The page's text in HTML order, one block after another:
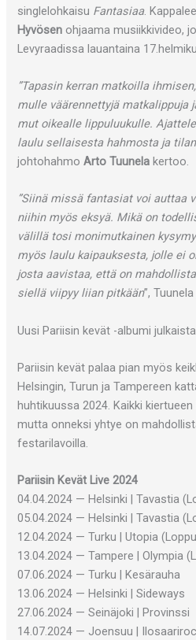
singlelohkaisu Fantasiaa .
Hyvösen ohjaama musiikkivideo,
Levyraadissa lauantaina
”Tapasin kerran matkoilla
mulle väärennettyjä matkalippuja
mut oikealle lippuluukulle.
laulu sellaisesta hahmosta ja
johtohahmo Arto Tuunela kertoo.
”Siinä missä fantasiat voi auttaa
niihin myös eksyä. Mikä on
välillä tosi monimutkainen
myös laulu kaipauksesta, jolle ei
josta aavistaa, että on
siellä viipyy liian pitkään”,
Uusi Pariisin kevät -albumi
Pariisin kevät palaa pian myös
Helsingin, Turun ja Tampereen
huhtikuussa 2024. Kaikki
mutta onneksi yhtye on
festarilavoilla.
Pariisin Kevät Live 2024
04.04.2024 — Helsinki | Tavastia
05.04.2024 — Helsinki | Tavastia
12.04.2024 — Turku | Utopia
13.04.2024 — Tampere | Olympia
07.06.2024 — Turku | Kesärauha
13.06.2024 — Helsinki | Sideways
27.06.2024 — Seinäjoki | Provinssi
14.07.2024 — Joensuu |